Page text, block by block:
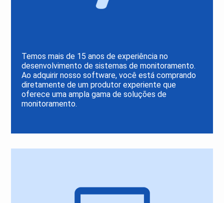
Temos mais de 15 anos de experiência no
desenvolvimento de sistemas de monitoramento.
Ao adquirir nosso software, você está comprando
diretamente de um produtor experiente que
oferece uma ampla gama de soluções de
monitoramento.